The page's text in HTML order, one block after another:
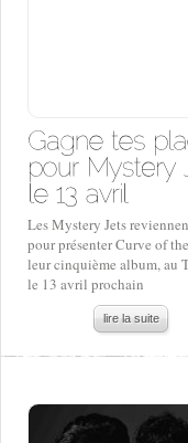
Les Mystery Jets
pour présenter Curve of
leur cinquième album, au
le 13 avril prochain
lire la suite